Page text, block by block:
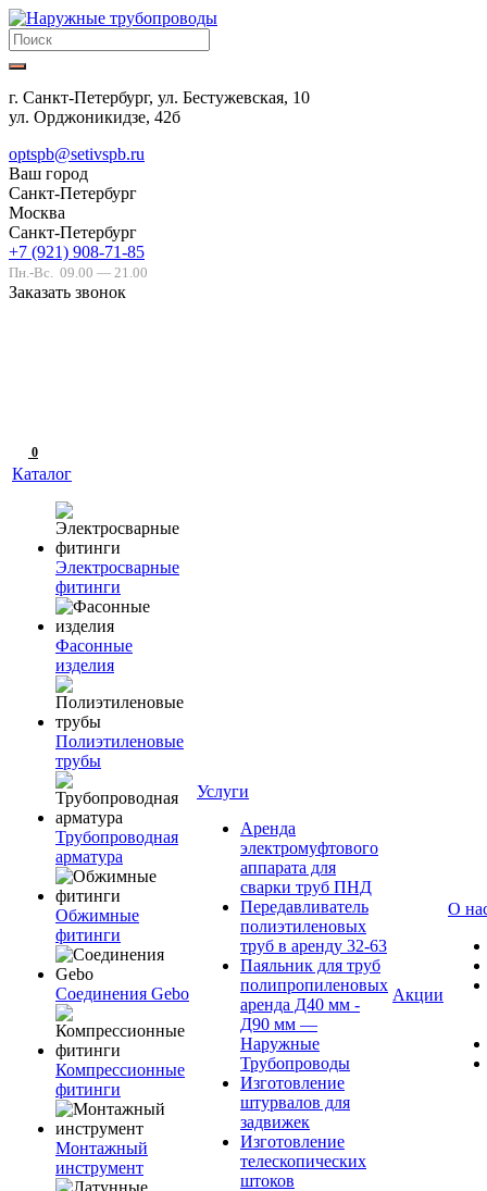
г. Санкт-Петербург, ул. Бестужевская, 10
ул. Орджоникидзе, 42б
optspb@setivspb.ru
Ваш город
Санкт-Петербург
Москва
Санкт-Петербург
+7 (921) 908-71-85
Пн.-Вс. 09.00 — 21.00
Заказать звонок
0
Каталог
Электросварные
фитинги
Фасонные
изделия
Полиэтиленовые
трубы
Трубопроводная
арматура
Обжимные
фитинги
Соединения Gebo
Компрессионные
фитинги
Монтажный
инструмент
Услуги
Аренда
электромуфтового
аппарата для
сварки труб ПНД
Передавливатель
полиэтиленовых
труб в аренду 32-63
Паяльник для труб
полипропиленовых
аренда Д40 мм -
Д90 мм —
Наружные
Трубопроводы
Изготовление
штурвалов для
задвижек
Изготовление
телескопических
штоков
Акции
О